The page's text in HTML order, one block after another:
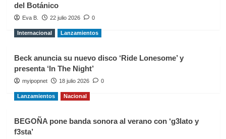
del Botánico
Eva B. 22 julio 2026 0
Internacional Lanzamientos
Beck anuncia su nuevo disco ‘Ride Lonesome’ y
presenta ‘In The Night’
myipopnet 18 julio 2026 0
Lanzamientos Nacional
BEGOÑA pone banda sonora al verano con ‘g3lato y
f3sta’